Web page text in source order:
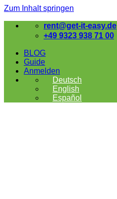
Zum Inhalt springen
rent@get-it-easy.de
+49 9323 938 71 00
BLOG
Guide
Anmelden
Deutsch
English
Español